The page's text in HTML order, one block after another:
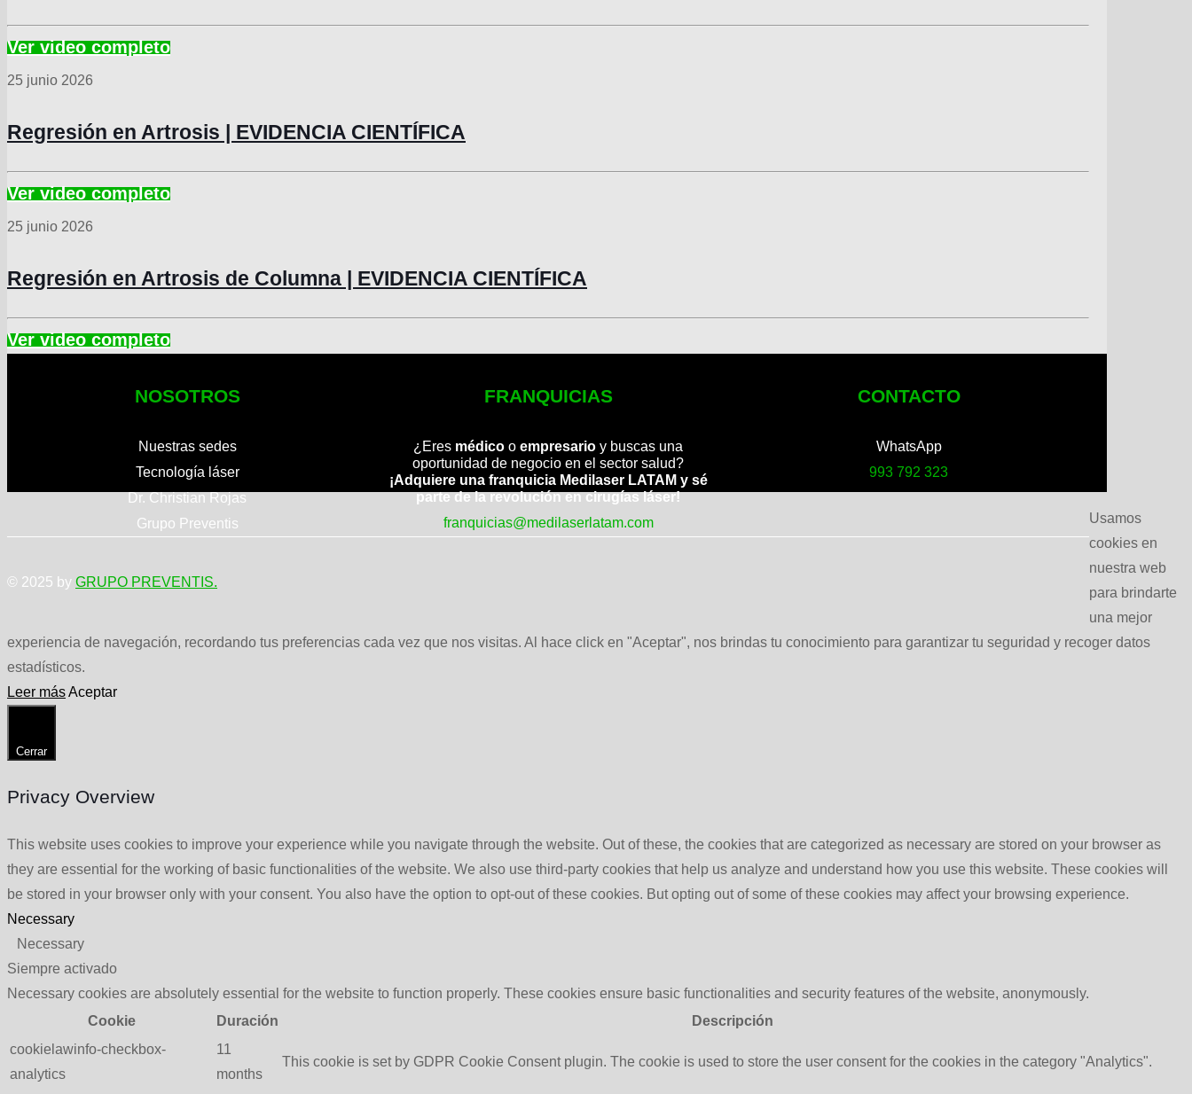
25 junio 2026
Regresión en Artrosis | EVIDENCIA CIENTÍFICA
25 junio 2026
Regresión en Artrosis de Columna | EVIDENCIA CIENTÍFICA
NOSOTROS
Nuestras sedes
Tecnología láser
Dr. Christian Rojas
Grupo Preventis
FRANQUICIAS
¿Eres médico o empresario y buscas una
oportunidad de negocio en el sector salud?
¡Adquiere una franquicia Medilaser LATAM y sé
parte de la revolución en cirugías láser!
franquicias@medilaserlatam.com
CONTACTO
WhatsApp
993 792 323
© 2025 by GRUPO PREVENTIS.
Usamos
cookies en
nuestra web
para brindarte
una mejor
experiencia de navegación, recordando tus preferencias cada vez que nos visitas. Al hace click en "Aceptar", nos brindas tu conocimiento para garantizar tu seguridad y recoger datos
estadísticos.
Leer másAceptar
Cerrar
Privacy Overview
This website uses cookies to improve your experience while you navigate through the website. Out of these, the cookies that are categorized as necessary are stored on your browser as
they are essential for the working of basic functionalities of the website. We also use third-party cookies that help us analyze and understand how you use this website. These cookies will
be stored in your browser only with your consent. You also have the option to opt-out of these cookies. But opting out of some of these cookies may affect your browsing experience.
Necessary
Necessary
Siempre activado
Necessary cookies are absolutely essential for the website to function properly. These cookies ensure basic functionalities and security features of the website, anonymously.
Cookie
Duración
Descripción
cookielawinfo-checkbox-
analytics
11
months
This cookie is set by GDPR Cookie Consent plugin. The cookie is used to store the user consent for the cookies in the category "Analytics".